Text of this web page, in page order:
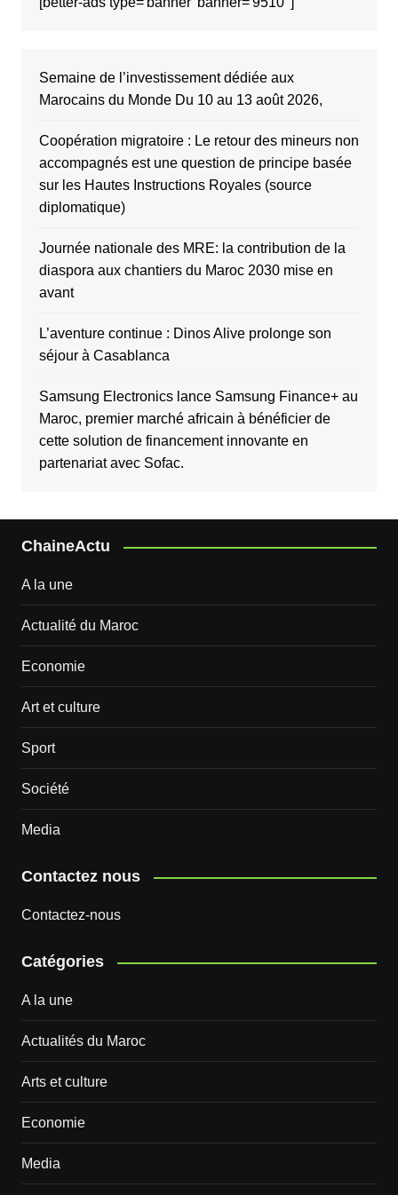
Semaine de l’investissement dédiée aux
Marocains du Monde Du 10 au 13 août 2026,
Coopération migratoire : Le retour des mineurs non
accompagnés est une question de principe basée
sur les Hautes Instructions Royales (source
diplomatique)
Journée nationale des MRE: la contribution de la
diaspora aux chantiers du Maroc 2030 mise en
avant
L’aventure continue : Dinos Alive prolonge son
séjour à Casablanca
Samsung Electronics lance Samsung Finance+ au
Maroc, premier marché africain à bénéficier de
cette solution de financement innovante en
partenariat avec Sofac.
ChaineActu
A la une
Actualité du Maroc
Economie
Art et culture
Sport
Société
Media
Contactez nous
Contactez-nous
Catégories
A la une
Actualités du Maroc
Arts et culture
Economie
Media